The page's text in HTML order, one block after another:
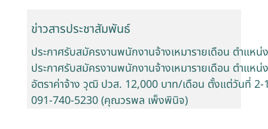
ข่าวสารประชาสัมพันธ์
ประกาศรับสมัครงานพนักงานจ้างเหมารายเดือน ตำแห
ประกาศรับสมัครงานพนักงานจ้างเหมารายเดือน ตำแห
อัตราค่าจ้าง วุฒิ ปวส. 12,000 บาท/เดือน ตั้งแต่วันที่
091-740-5230 (คุณวรพล เพ็งพินิจ)